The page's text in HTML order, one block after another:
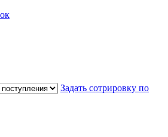
Задать сотрировку по